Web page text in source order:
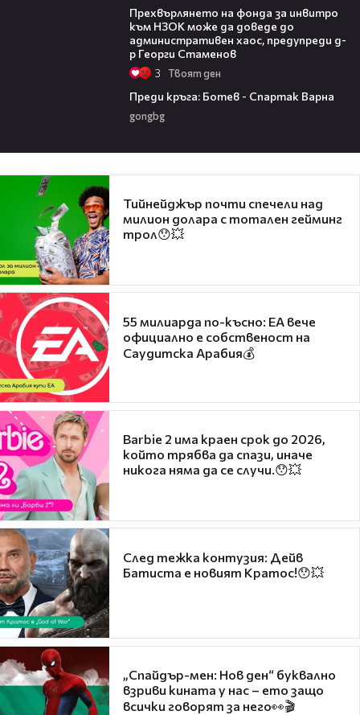
Прехвърлянето на фонда за инвитро
към НЗОК може да доведе до
административен хаос, предупреди д-
р Георги Стаменов
3 Твоят ден
Преди кръга: Ботев - Спартак Варна
gongbg
Тийнейджър почти спечели над
милион долара с тотален гейминг
трол😯💥
55 милиарда по-късно: EA вече
официално е собственост на
Саудитска Арабия💰
Barbie 2 има краен срок до 2026,
който трябва да спази, иначе
никога няма да се случи.😯💥
След тежка контузия: Дейв
Батиста е новият Кратос!😯💥
„Спайдър-мен: Нов ден“ буквално
взриви кината у нас – ето защо
всички говорят за него👀🎬